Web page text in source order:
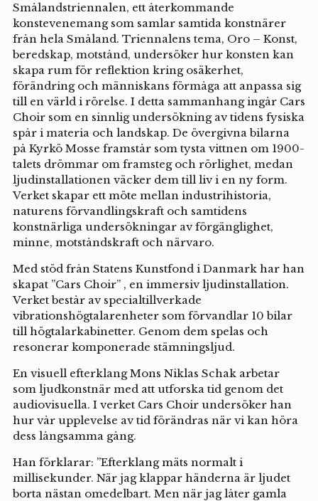
Smålandstriennalen, ett återkommande
konstevenemang som samlar samtida konstnärer
från hela Småland. Triennalens tema, Oro – Konst,
beredskap, motstånd, undersöker hur konsten kan
skapa rum för reflektion kring osäkerhet,
förändring och människans förmåga att anpassa sig
till en värld i rörelse. I detta sammanhang ingår Cars
Choir som en sinnlig undersökning av tidens fysiska
spår i materia och landskap. De övergivna bilarna
på Kyrkö Mosse framstår som tysta vittnen om 1900-
talets drömmar om framsteg och rörlighet, medan
ljudinstallationen väcker dem till liv i en ny form.
Verket skapar ett möte mellan industrihistoria,
naturens förvandlingskraft och samtidens
konstnärliga undersökningar av förgänglighet,
minne, motståndskraft och närvaro.
Med stöd från Statens Kunstfond i Danmark har han
skapat ”Cars Choir” , en immersiv ljudinstallation.
Verket består av specialtillverkade
vibrationshögtalarenheter som förvandlar 10 bilar
till högtalarkabinetter. Genom dem spelas och
resonerar komponerade stämningsljud.
En visuell efterklang Mons Niklas Schak arbetar
som ljudkonstnär med att utforska tid genom det
audiovisuella. I verket Cars Choir undersöker han
hur vår upplevelse av tid förändras när vi kan höra
dess långsamma gång.
Han förklarar: ”Efterklang mäts normalt i
millisekunder. När jag klappar händerna är ljudet
borta nästan omedelbart. Men när jag låter gamla